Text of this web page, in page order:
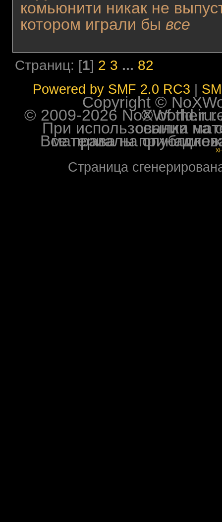
комьюнити никак не
котором играли бы все
Страниц: [1] 2 3 ... 82
Powered by SMF 2.0 RC3
Copyright ©
© 2009-2026 NoXWorld.ru. All
При использовании
Все права на опубликованные на форуме
Страница